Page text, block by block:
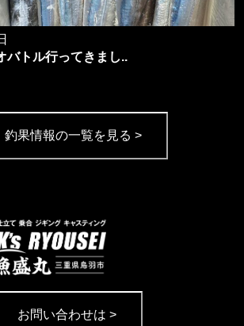
バトル行ってきまし..
釣果情報の一覧を見る >
お問い合わせは >